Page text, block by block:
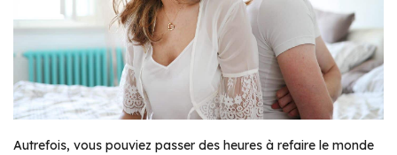
Autrefois, vous pouviez passer des heures à refaire le monde